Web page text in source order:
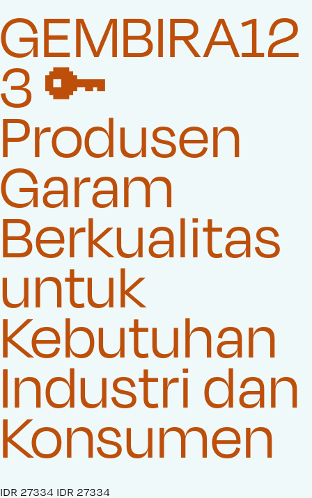
GEMBIRA12
3 🔑
Produsen
Garam
Berkualitas
untuk
Kebutuhan
Industri dan
Konsumen
S
IDR 27334 O
IDR 27334